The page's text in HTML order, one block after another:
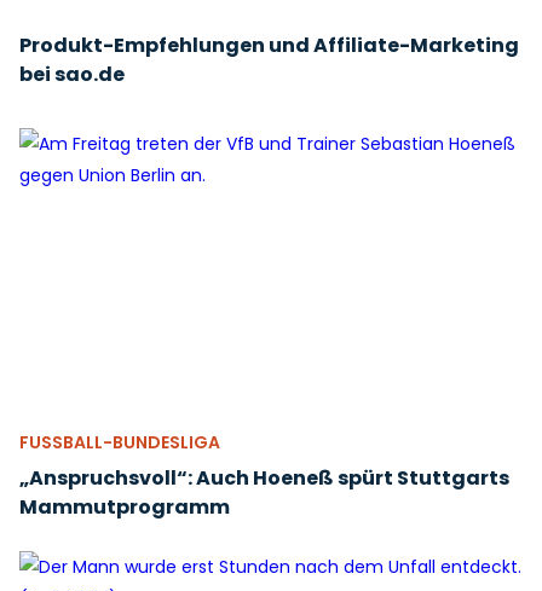
Produkt-Empfehlungen und Affiliate-Marketing
bei sao.de
FUSSBALL-BUNDESLIGA
„Anspruchsvoll“: Auch Hoeneß spürt Stuttgarts
Mammutprogramm